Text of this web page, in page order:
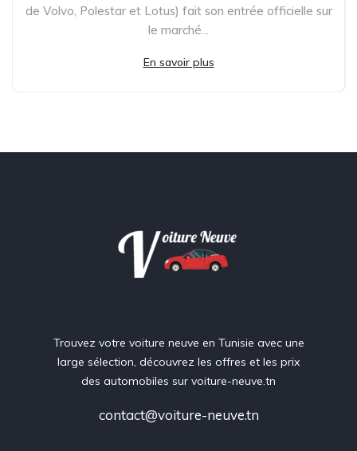
de Volvo, Polestar et Lotus) fait son entrée officielle sur
le marché...
En savoir plus
Trouvez votre voiture neuve en Tunisie avec une
large sélection, découvrez les offres et les prix
des automobiles sur voiture-neuve.tn
contact@voiture-neuve.tn